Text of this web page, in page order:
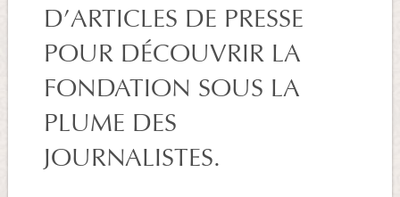
D’ARTICLES DE PRESSE
POUR DÉCOUVRIR LA
FONDATION SOUS LA
PLUME DES
JOURNALISTES.